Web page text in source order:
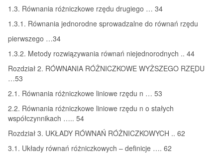
1.3. Równania różniczkowe rzędu drugiego … 34
1.3.1. Równania jednorodne sprowadzalne do równań rzędu
pierwszego …34
1.3.2. Metody rozwiązywania równań niejednorodnych .. 44
Rozdział 2. RÓWNANIA RÓŻNICZKOWE WYŻSZEGO RZĘDU
…53
2.1. Równania różniczkowe liniowe rzędu n … 53
2.2. Równania różniczkowe liniowe rzędu n o stałych
współczynnikach ….. 54
Rozdział 3. UKŁADY RÓWNAŃ RÓŻNICZKOWYCH .. 62
3.1. Układy równań różniczkowych – definicje …. 62